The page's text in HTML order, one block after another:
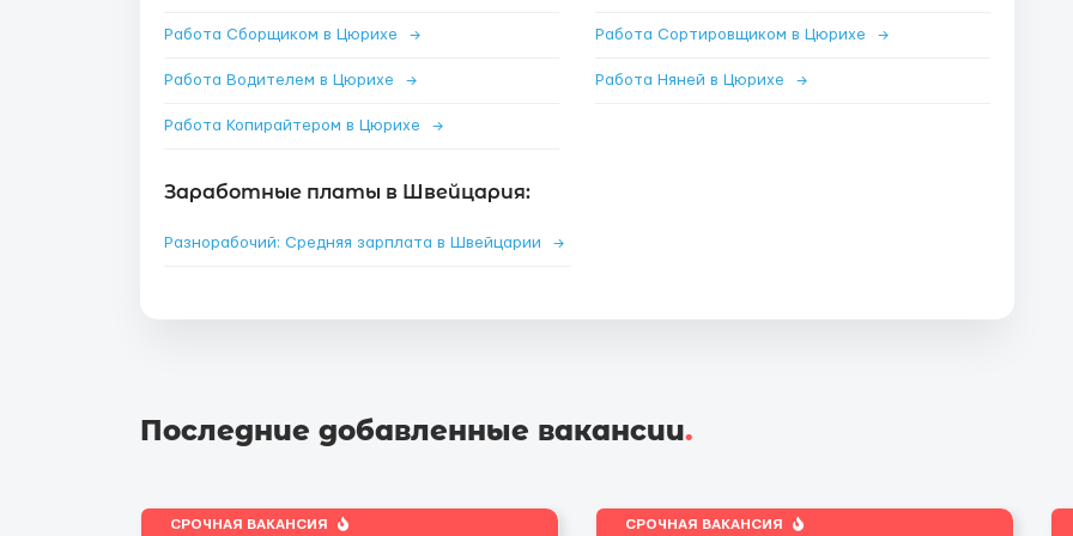
Работа Сборщиком в Цюрихе → Работа Сортировщиком в Цюрихе →
Работа Водителем в Цюрихе → Работа Няней в Цюрихе →
Работа Копирайтером в Цюрихе →
Заработные платы в Швейцария:
Разнорабочий: Средняя зарплата в Швейцарии →
Последние добавленные вакансии.
СРОЧНАЯ ВАКАНСИЯ СРОЧНАЯ ВАКАНСИЯ